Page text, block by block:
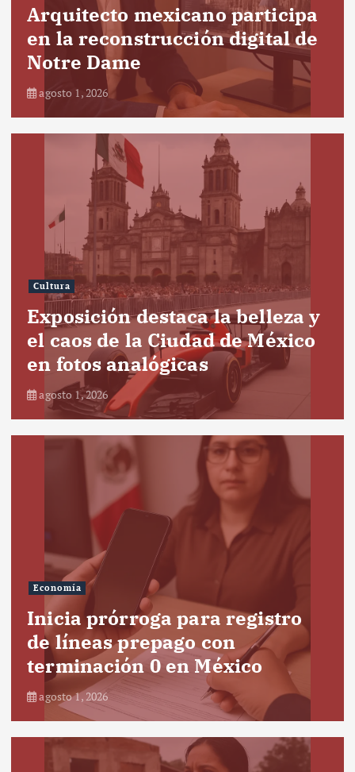
Arquitecto mexicano participa
en la reconstrucción digital de
Notre Dame
agosto 1, 2026
Cultura
Exposición destaca la belleza y
el caos de la Ciudad de México
en fotos analógicas
agosto 1, 2026
Economía
Inicia prórroga para registro
de líneas prepago con
terminación 0 en México
agosto 1, 2026